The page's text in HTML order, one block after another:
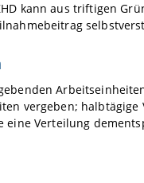
kann aus triftigen
vergeben;
Verteilung